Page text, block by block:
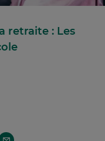
retraite : Les